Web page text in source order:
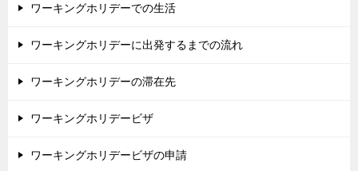
ワーキングホリデーでの生活
ワーキングホリデーに出発するまでの流れ
ワーキングホリデーの滞在先
ワーキングホリデービザ
ワーキングホリデービザの申請